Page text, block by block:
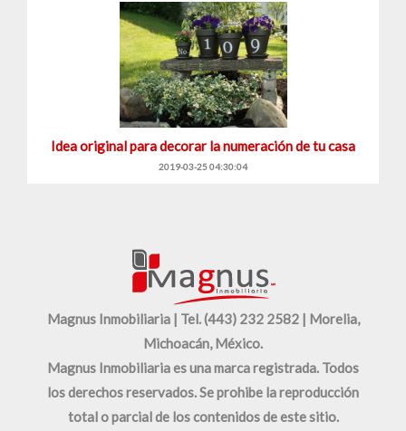
Idea original para decorar la numeración de tu casa
2019-03-25 04:30:04
Magnus Inmobiliaria | Tel. (443) 232 2582 | Morelia,
Michoacán, México.
Magnus Inmobiliaria es una marca registrada. Todos
los derechos reservados. Se prohibe la reproducción
total o parcial de los contenidos de este sitio.